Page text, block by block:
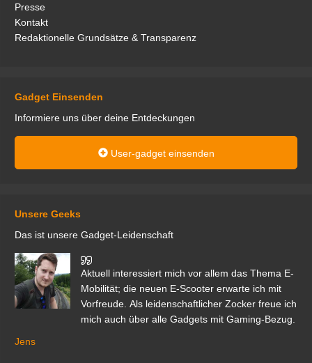
Presse
Kontakt
Redaktionelle Grundsätze & Transparenz
Gadget Einsenden
Informiere uns über deine Entdeckungen
User-gadget einsenden
Unsere Geeks
Das ist unsere Gadget-Leidenschaft
Aktuell interessiert mich vor allem das Thema E-
Mobilität; die neuen E-Scooter erwarte ich mit
Vorfreude. Als leidenschaftlicher Zocker freue ich
mich auch über alle Gadgets mit Gaming-Bezug.
Jens